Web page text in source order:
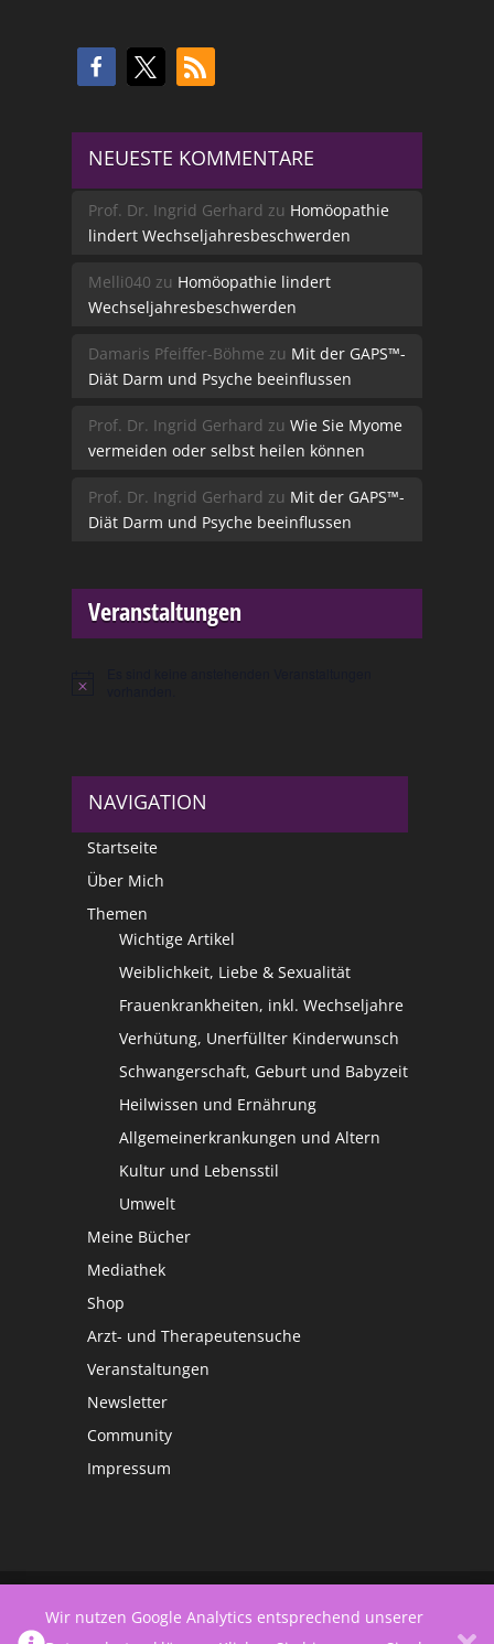
NEUESTE KOMMENTARE
Prof. Dr. Ingrid Gerhard zu Homöopathie
lindert Wechseljahresbeschwerden
Melli040 zu Homöopathie lindert
Wechseljahresbeschwerden
Damaris Pfeiffer-Böhme zu Mit der GAPS™-
Diät Darm und Psyche beeinflussen
Prof. Dr. Ingrid Gerhard zu Wie Sie Myome
vermeiden oder selbst heilen können
Prof. Dr. Ingrid Gerhard zu Mit der GAPS™-
Diät Darm und Psyche beeinflussen
Veranstaltungen
Hinweis
NAVIGATION
Startseite
Über Mich
Themen
Wichtige Artikel
Weiblichkeit, Liebe & Sexualität
Frauenkrankheiten, inkl. Wechseljahre
Verhütung, Unerfüllter Kinderwunsch
Schwangerschaft, Geburt und Babyzeit
Heilwissen und Ernährung
Allgemeinerkrankungen und Altern
Kultur und Lebensstil
Umwelt
Meine Bücher
Mediathek
Shop
Arzt- und Therapeutensuche
Veranstaltungen
Newsletter
Community
Impressum
Wir nutzen Google Analytics entsprechend unserer